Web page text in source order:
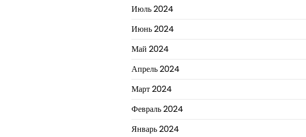
Июль 2024
Июнь 2024
Май 2024
Апрель 2024
Март 2024
Февраль 2024
Январь 2024